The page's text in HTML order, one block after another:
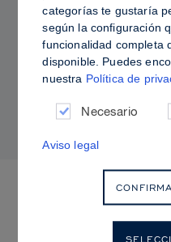
Piel grasa frente a
Sculpt & Glow
categorías te gustaría
según la configuración
funcionalidad completa
disponible. Puedes
nuestra Política de
Necesario
Aviso legal